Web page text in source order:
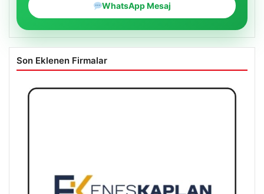
WhatsApp Mesaj
Son Eklenen Firmalar